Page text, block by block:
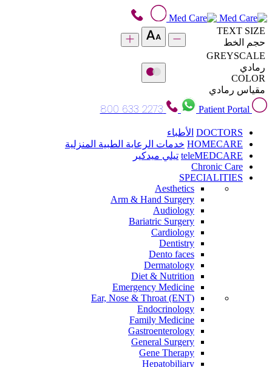
TEXT SIZE
حجم الخط
GREYSCALE
رمادي
COLOR
مقياس رمادي
Patient Portal
800 633 2273
DOCTORS الأطباء
HOMECARE خدمات الرعاية الطبية المنزلية
teleMEDCARE تيلي ميدكير
Chronic Care
SPECIALITIES
Aesthetics
Arm & Hand Surgery
Audiology
Bariatric Surgery
Cardiology
Dentistry
Dento faces
Dermatology
Diet & Nutrition
Emergency Medicine
Ear, Nose & Throat (ENT)
Endocrinology
Family Medicine
Gastroenterology
General Surgery
Gene Therapy
Hepatobiliary